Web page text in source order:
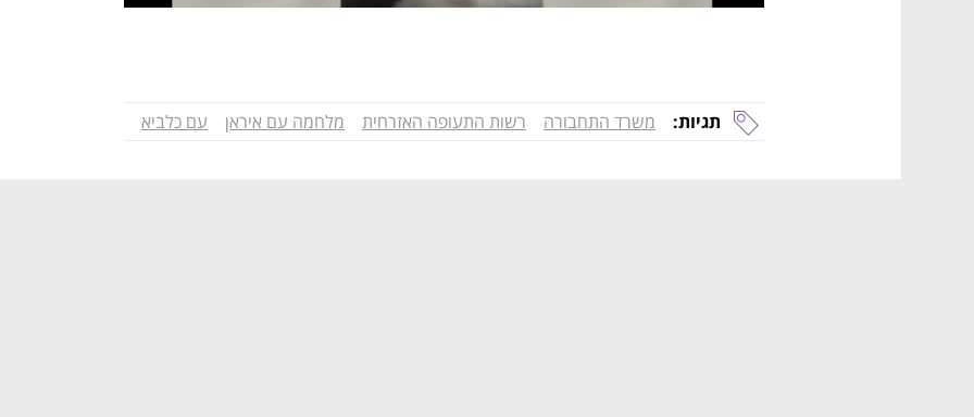
תגיות: משרד התחבורה רשות התעופה האזרחית מלחמה עם איראן עם כלביא